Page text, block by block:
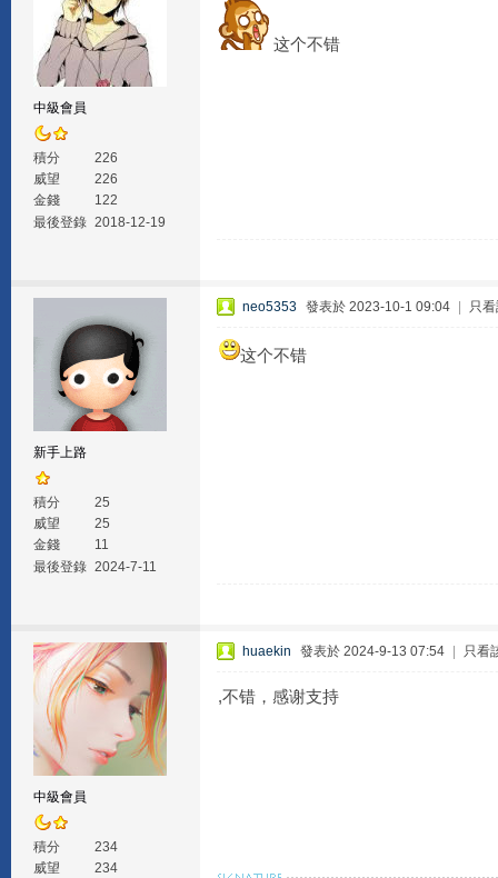
中級會員
積分
226
威望
226
金錢
122
最後登錄 2018-12-19
这个不错
新手上路
積分
25
威望
25
金錢
11
最後登錄 2024-7-11
neo5353 發表於 2023-10-1 09:04 只
这个不错
中級會員
積分
234
威望
234
huaekin 發表於 2024-9-13 07:54 只看
,不错，感谢支持